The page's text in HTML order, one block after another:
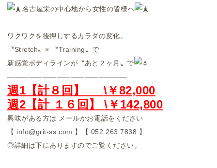
名古屋栄の中心地から女性の皆様へ
―――――――――――――――――
ワクワクを後押しするカラダの変化。
〝Stretch〟 × 〝Training〟で
新感覚ボディラインが〝あと２ヶ月〟で
―――――――――――――――――
週1【計８回】
\￥82,000
週2 【計 １６回】\￥142,800
興味がある方は メールかお電話をください
【 info@grit-ss.com 】【 052 263 7838 】
◎詳細は下にありますのでご覧ください。